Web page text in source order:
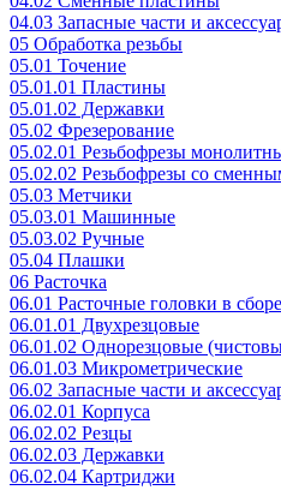
04.03 Запасные части и
05 Обработка резьбы
05.01 Точение
05.01.01 Пластины
05.01.02 Державки
05.02 Фрезерование
05.02.01 Резьбофрезы
05.02.02 Резьбофрезы со
05.03 Метчики
05.03.01 Машинные
05.03.02 Ручные
05.04 Плашки
06 Расточка
06.01 Расточные головки в сборе
06.01.01 Двухрезцовые
06.01.02 Однорезцовые
06.01.03 Микрометрические
06.02 Запасные части и
06.02.01 Корпуса
06.02.02 Резцы
06.02.03 Державки
06.02.04 Картриджи